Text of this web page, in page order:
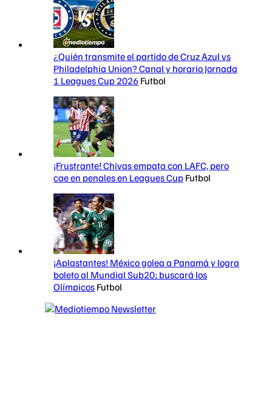
¿Quién transmite el partido de Cruz Azul vs
Philadelphia Union? Canal y horario Jornada
1 Leagues Cup 2026 Futbol
¡Frustrante! Chivas empata con LAFC, pero
cae en penales en Leagues Cup Futbol
¡Aplastantes! México golea a Panamá y logra
boleto al Mundial Sub20; buscará los
Olímpicos Futbol